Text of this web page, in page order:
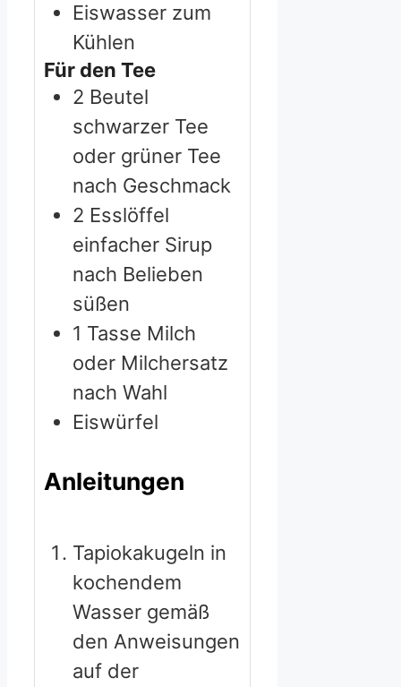
Eiswasser zum
Kühlen
Für den Tee
2 Beutel
schwarzer Tee
oder grüner Tee
nach Geschmack
2 Esslöffel
einfacher Sirup
nach Belieben
süßen
1 Tasse Milch
oder Milchersatz
nach Wahl
Eiswürfel
Anleitungen
Tapiokakugeln in
kochendem
Wasser gemäß
den Anweisungen
auf der